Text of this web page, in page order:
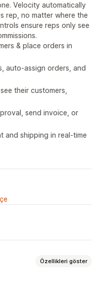
Velocity automatically
rep, no matter where the
ensure reps only see
& place orders in
auto-assign orders, and
their customers,
send invoice, or
and shipping in real-time
Özellikleri göster